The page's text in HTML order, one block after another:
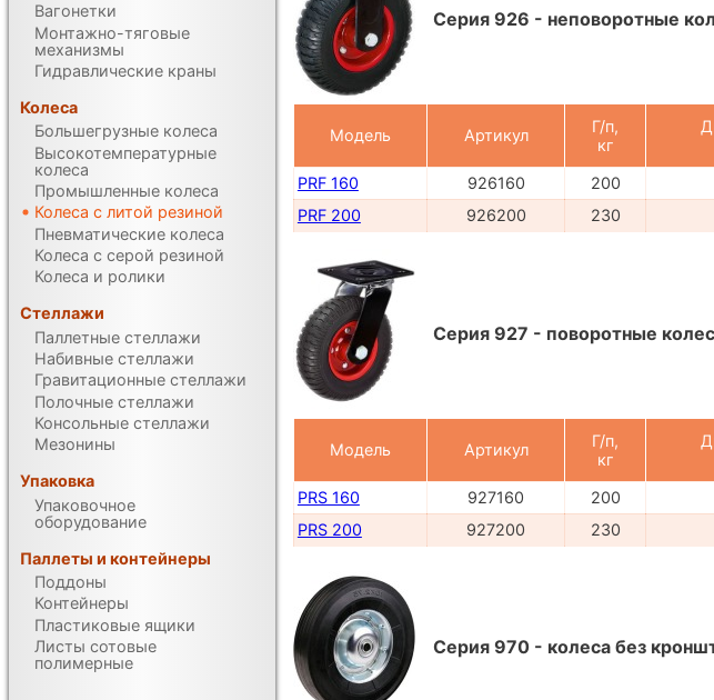
Серия 926 - неповоротные
Модель Артикул
Г/п,
кг
PRF 160 926160 200
PRF 200
926200 230
Серия 927 - поворотные
Модель Артикул
Г/п,
кг
PRS 160 927160 200
PRS 200
927200 230
Серия 970 - колеса без
Вагонетки
Монтажно-тяговые
механизмы
Гидравлические краны
Колеса
Большегрузные колеса
Высокотемпературные
колеса
Промышленные колеса
Колеса с литой резиной
Пневматические колеса
Колеса с серой резиной
Колеса и ролики
Стеллажи
Паллетные стеллажи
Набивные стеллажи
Гравитационные стеллажи
Полочные стеллажи
Консольные стеллажи
Мезонины
Упаковка
Упаковочное
оборудование
Паллеты и контейнеры
Поддоны
Контейнеры
Пластиковые ящики
Листы сотовые
полимерные